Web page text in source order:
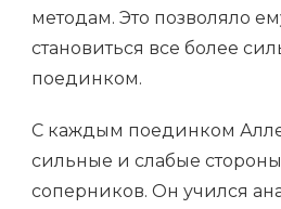
методам. Это позволяло
становиться все более
поединком.
С каждым поединком
сильные и слабые
соперников. Он учился